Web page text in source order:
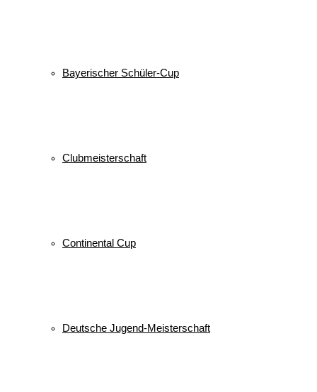
Bayerischer Schüler-Cup
Clubmeisterschaft
Continental Cup
Deutsche Jugend-Meisterschaft